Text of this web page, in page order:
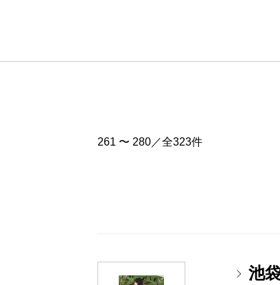
261 〜 280／全323件
池